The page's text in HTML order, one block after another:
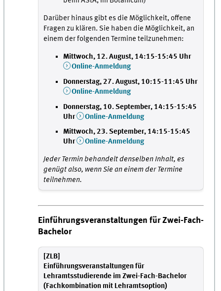
Darüber hinaus gibt es die Möglichkeit, offene
Fragen zu klären. Sie haben die Möglichkeit, an
einem der folgenden Termine teilzunehmen:
Mittwoch, 12. August, 14:15-15:45 Uhr
Online-Anmeldung
Donnerstag, 27. August, 10:15-11:45 Uhr
Online-Anmeldung
Donnerstag, 10. September, 14:15-15:45
Uhr
Online-Anmeldung
Mittwoch, 23. September, 14:15-15:45
Uhr
Online-Anmeldung
Jeder Termin behandelt denselben Inhalt, es
genügt also, wenn Sie an einem der Termine
teilnehmen.
Einführungsveranstaltungen für Zwei-Fach-
Bachelor
[ZLB]
Einführungsveranstaltungen für
Lehramtsstudierende im Zwei-Fach-Bachelor
(Fachkombination mit Lehramtsoption)